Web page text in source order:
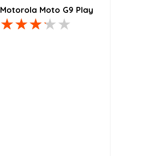
Motorola Moto G9 Play